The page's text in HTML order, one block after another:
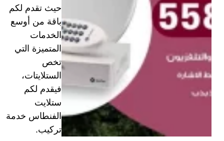
حيث تقدم لكم
باقة من أوسع
الخدمات
المتميزة التي
تخص
الستلايتات،
فيقدم لكم
ستلايت
الفنطاس خدمة
تركيب.